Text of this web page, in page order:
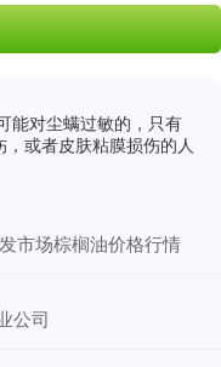
能对尘螨过敏的，只有
或者皮肤粘膜损伤的人
市场棕榈油价格行情
公司